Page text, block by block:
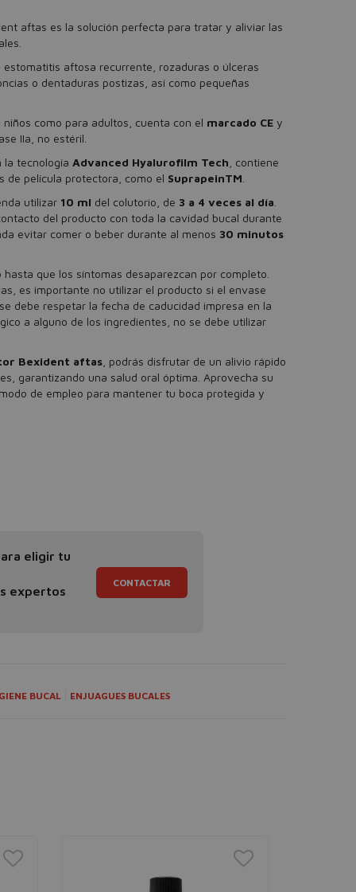
aftas es la solución perfecta para tratar y aliviar las
aftosa recurrente, rozaduras o úlceras
o dentaduras postizas, así como pequeñas
niños como para adultos, cuenta con el marcado CE y
IIa, no estéril.
la tecnología Advanced Hyalurofilm Tech , contiene
de película protectora, como el SuprapeinTM
utilizar 10 ml del colutorio, de 3 a 4 veces al día
del producto con toda la cavidad bucal durante
evitar comer o beber durante al menos 30 minutos
que los síntomas desaparezcan por completo.
es importante no utilizar el producto si el envase
debe respetar la fecha de caducidad impresa en la
a alguno de los ingredientes, no se debe utilizar
Bexident aftas , podrás disfrutar de un alivio rápido
garantizando una salud oral óptima. Aprovecha su
de empleo para mantener tu boca protegida y
eligir tu
expertos
CONTACTAR
BUCAL ENJUAGUES BUCALES